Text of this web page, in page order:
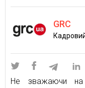
GRC
Не зважаючи на